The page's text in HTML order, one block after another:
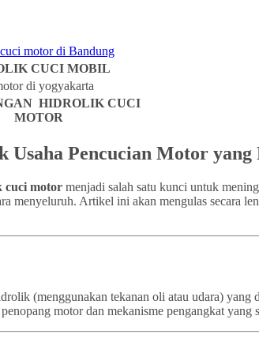
CUCI MOBIL
HIDROLIK CUCI
MOTOR
Pencucian Motor yang
cuci motor menjadi salah satu kunci untuk
menyeluruh. Artikel ini akan mengulas secara
(menggunakan tekanan oli atau udara)
motor dan mekanisme pengangkat yang